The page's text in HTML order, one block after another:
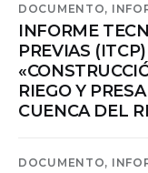
DOCUMENTO,
INFORME
PREVIAS
RIEGO Y
CUENCA DEL
DOCUMENTO,